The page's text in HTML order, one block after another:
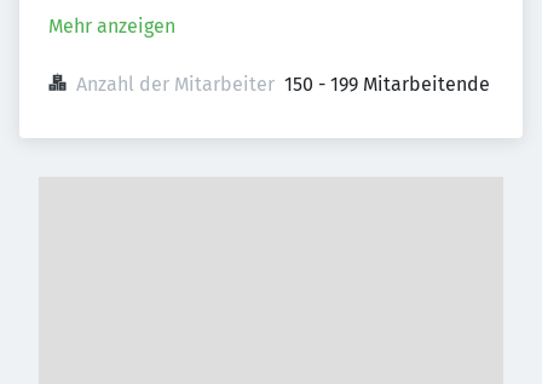
Mehr anzeigen
Anzahl der Mitarbeiter 150 - 199 Mitarbeitende